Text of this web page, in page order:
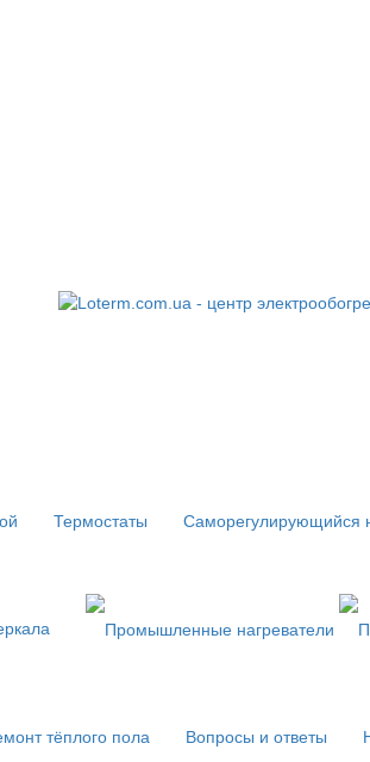
Термостаты Саморегулирующийся
тёплого пола Вопросы и ответы